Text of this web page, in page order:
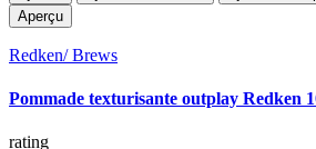
Aperçu
Redken/ Brews
Pommade texturisante outplay Redken
rating